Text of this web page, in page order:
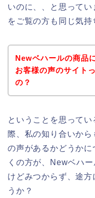
いのに、、と思って
をご覧の方も同じ気持
Newベハールの商品
お客様の声のサイト
の？
ということを思って
際、私の知り合いか
の声があるかどうか
くの方が、Newベハ
けどみつからず、途方
うか？